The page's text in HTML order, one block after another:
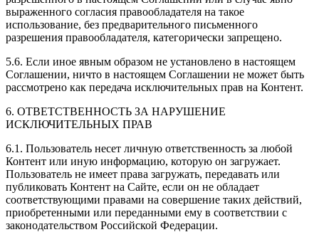
выраженного согласия правообладателя на такое
использование, без предварительного письменного
разрешения правообладателя, категорически запрещено.
5.6. Если иное явным образом не установлено в настоящем
Соглашении, ничто в настоящем Соглашении не может быть
рассмотрено как передача исключительных прав на Контент.
6. ОТВЕТСТВЕННОСТЬ ЗА НАРУШЕНИЕ
ИСКЛЮЧИТЕЛЬНЫХ ПРАВ
6.1. Пользователь несет личную ответственность за любой
Контент или иную информацию, которую он загружает.
Пользователь не имеет права загружать, передавать или
публиковать Контент на Сайте, если он не обладает
соответствующими правами на совершение таких действий,
приобретенными или переданными ему в соответствии с
законодательством Российской Федерации.